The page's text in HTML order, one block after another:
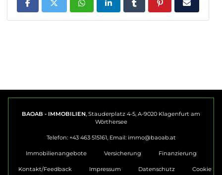
BAOAB - IMMOBILIEN , Stauderplatz 4-5, A-9020 Klagenfurt am
Wörthersee
Telefon: +43 463 515161, Email: immo@baoab.at
Immobilienangebote Versicherung Finanzierung
Kontakt/Feedback Impressum Datenschutz
Cookie